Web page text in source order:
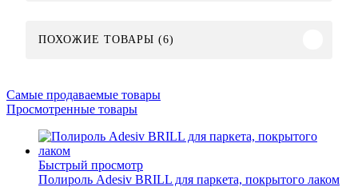
ПОХОЖИЕ ТОВАРЫ (6)
Самые продаваемые товары
Просмотренные товары
Быстрый просмотр
Полироль Adesiv BRILL для паркета, покрытого лаком